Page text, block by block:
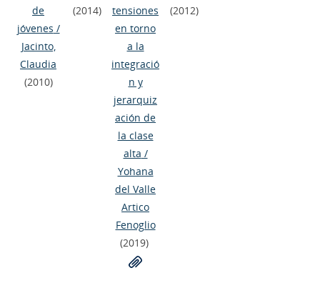
de
jóvenes /
Jacinto,
Claudia
(2010)
(2014)
tensiones
en torno
a la
integració
n y
jerarquiz
ación de
la clase
alta /
Yohana
del Valle
Artico
Fenoglio
(2019)
(2012)